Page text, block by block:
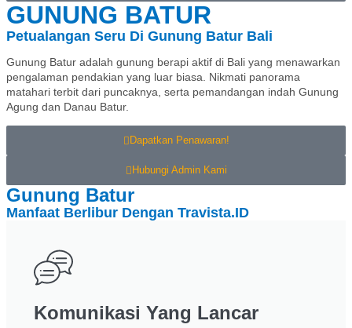
GUNUNG BATUR
Petualangan Seru Di Gunung Batur Bali
Gunung Batur adalah gunung berapi aktif di Bali yang menawarkan
pengalaman pendakian yang luar biasa. Nikmati panorama
matahari terbit dari puncaknya, serta pemandangan indah Gunung
Agung dan Danau Batur.
Dapatkan Penawaran!
Hubungi Admin Kami
Gunung Batur
Manfaat Berlibur Dengan Travista.ID
Komunikasi Yang Lancar